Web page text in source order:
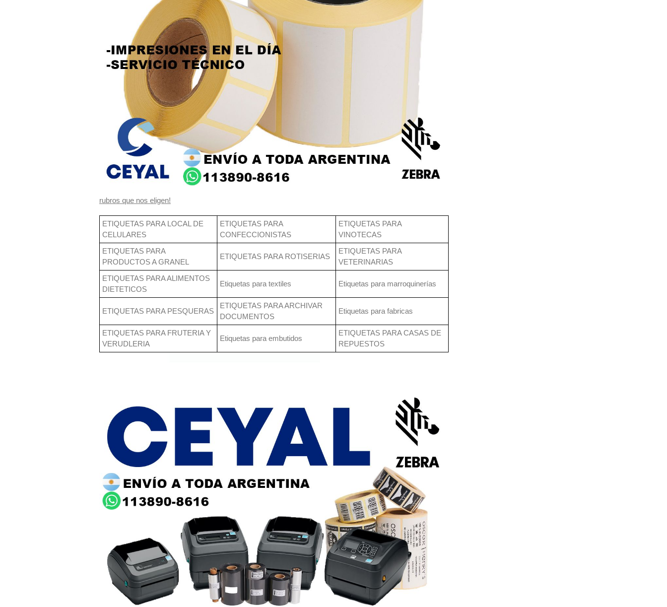
rubros que nos eligen!
ETIQUETAS PARA LOCAL DE
CELULARES
ETIQUETAS PARA
CONFECCIONISTAS
ETIQUETAS PARA
VINOTECAS
ETIQUETAS PARA
PRODUCTOS A GRANEL
ETIQUETAS PARA ROTISERIAS
ETIQUETAS PARA
VETERINARIAS
ETIQUETAS PARA ALIMENTOS
DIETETICOS
Etiquetas para textiles Etiquetas para marroquinerías
ETIQUETAS PARA PESQUERAS
ETIQUETAS PARA ARCHIVAR
DOCUMENTOS
Etiquetas para fabricas
ETIQUETAS PARA FRUTERIA Y
VERUDLERIA
Etiquetas para embutidos
ETIQUETAS PARA CASAS DE
REPUESTOS